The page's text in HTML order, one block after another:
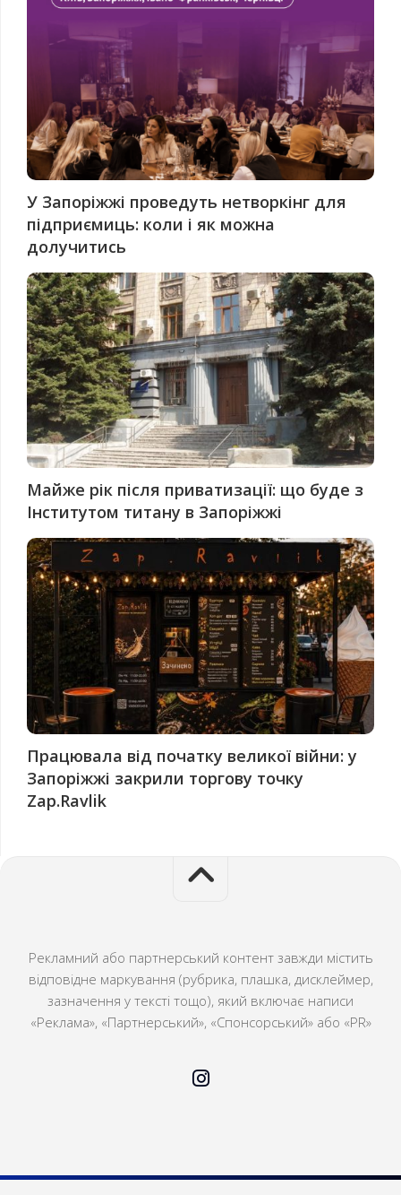
У Запоріжжі проведуть нетворкінг для
підприємиць: коли і як можна
долучитись
Майже рік після приватизації: що буде з
Інститутом титану в Запоріжжі
Працювала від початку великої війни: у
Запоріжжі закрили торгову точку
Zap.Ravlik
Рекламний або партнерський контент завжди містить
відповідне маркування (рубрика, плашка, дисклеймер,
зазначення у тексті тощо), який включає написи
«Реклама», «Партнерський», «Спонсорський» або «PR»